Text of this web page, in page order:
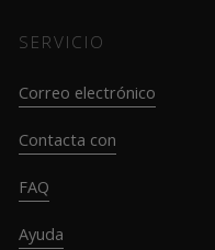
SERVICIO
Correo electrónico
Contacta con
FAQ
Ayuda